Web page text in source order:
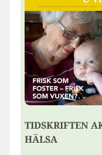
TIDSKRIFTEN
HÄLSA